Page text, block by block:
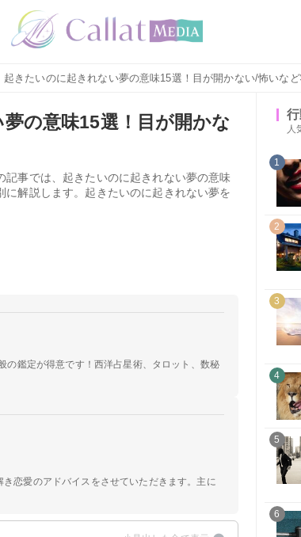
きたいのに起きれない夢の意味15選！目が開かない/怖いなど
の意味15選！目が開かな
事では、起きたいのに起きれない夢の意味
解説します。起きたいのに起きれない夢を
鑑定が得意です！西洋占星術、タロット、数秘
恋愛のアドバイスをさせていただきます。主に
人
1
2
3
4
5
6